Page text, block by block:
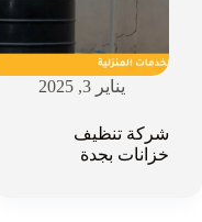
يناير 3, 2025
شركة تنظيف
خزانات بجدة